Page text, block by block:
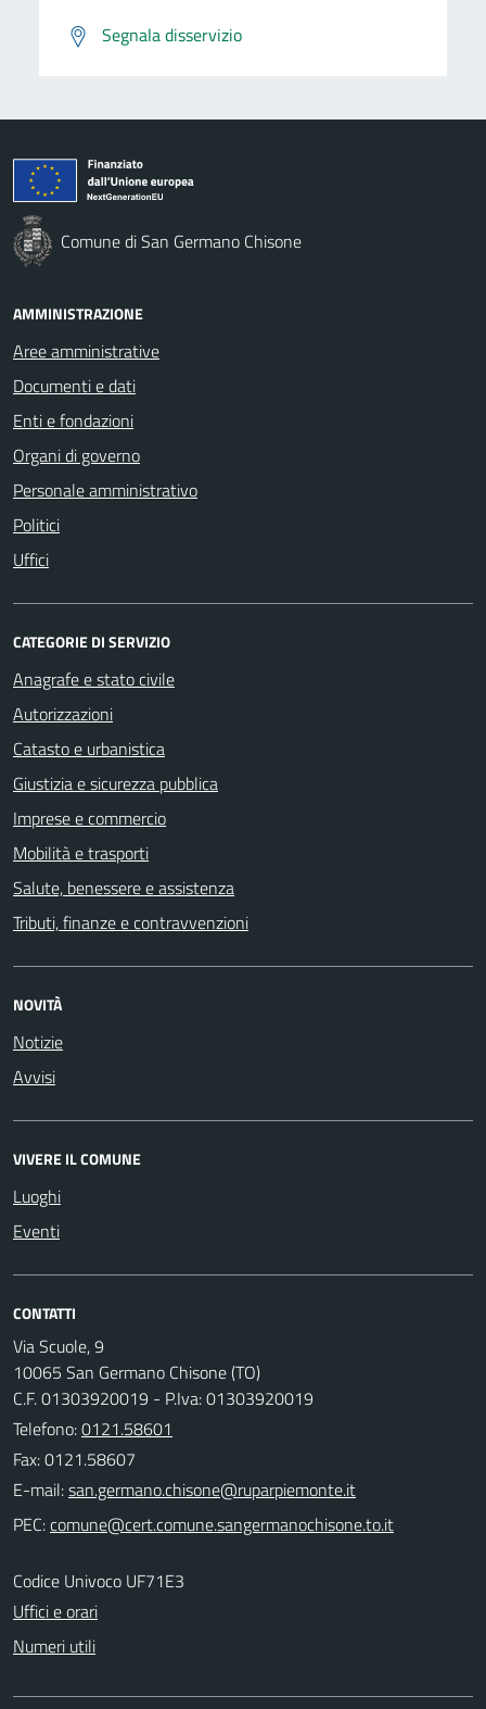
Segnala disservizio
Comune di San Germano Chisone
AMMINISTRAZIONE
Aree amministrative
Documenti e dati
Enti e fondazioni
Organi di governo
Personale amministrativo
Politici
Uffici
CATEGORIE DI SERVIZIO
Anagrafe e stato civile
Autorizzazioni
Catasto e urbanistica
Giustizia e sicurezza pubblica
Imprese e commercio
Mobilità e trasporti
Salute, benessere e assistenza
Tributi, finanze e contravvenzioni
NOVITÀ
Notizie
Avvisi
VIVERE IL COMUNE
Luoghi
Eventi
CONTATTI
Via Scuole, 9
10065 San Germano Chisone (TO)
C.F. 01303920019 - P.Iva: 01303920019
Telefono:0121.58601
Fax: 0121.58607
E-mail:
PEC:
Codice Univoco UF71E3
Uffici e orari
Numeri utili